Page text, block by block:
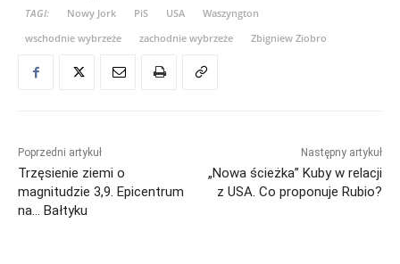
TAGI:
Nowy Jork PiS USA
Waszyngton
wschodnie wybrzeże
zachodnie wybrzeże Zbigniew Ziobro
Poprzedni artykuł
Trzęsienie ziemi o
magnitudzie 3,9. Epicentrum
na… Bałtyku
Następny artykuł
„Nowa ścieżka” Kuby w relacji
z USA. Co proponuje Rubio?